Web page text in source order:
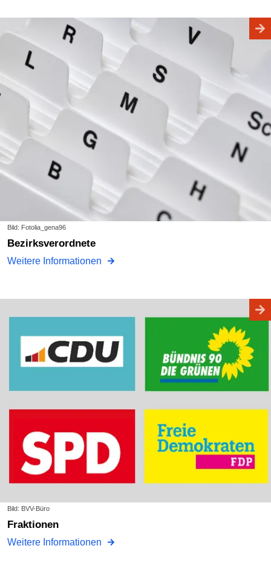
Bild: Fotolia_gena96
Bezirksverordnete
Weitere Informationen
Bild: BVV-Büro
Fraktionen
Weitere Informationen